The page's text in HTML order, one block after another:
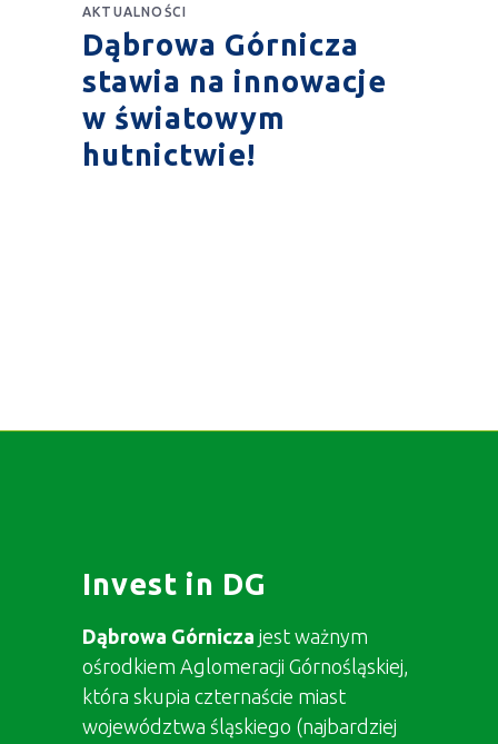
AKTUALNOŚCI
Dąbrowa Górnicza
stawia na innowacje
w światowym
hutnictwie!
Invest in DG
Dąbrowa Górnicza jest ważnym
ośrodkiem Aglomeracji Górnośląskiej,
która skupia czternaście miast
województwa śląskiego (najbardziej